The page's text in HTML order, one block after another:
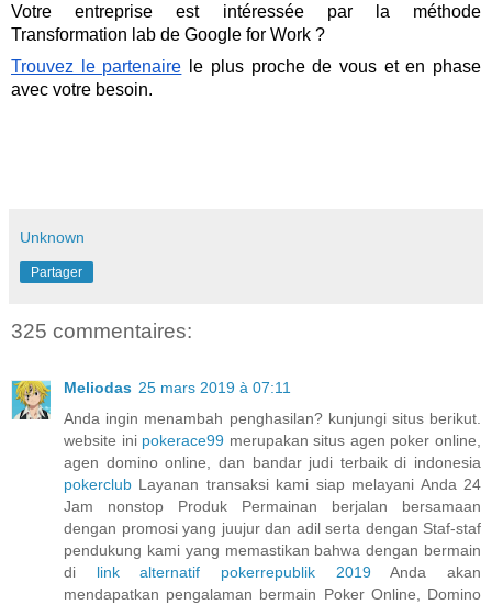
Votre entreprise est intéressée par la méthode
Transformation lab de Google for Work ?
Trouvez le partenaire
le plus proche de vous et en phase
avec votre besoin.
Unknown
Partager
325 commentaires:
Meliodas 25 mars 2019 à 07:11
Anda ingin menambah penghasilan? kunjungi situs berikut.
website ini pokerace99 merupakan situs agen poker online,
agen domino online, dan bandar judi terbaik di indonesia
pokerclub Layanan transaksi kami siap melayani Anda 24
Jam nonstop Produk Permainan berjalan bersamaan
dengan promosi yang juujur dan adil serta dengan Staf-staf
pendukung kami yang memastikan bahwa dengan bermain
di link alternatif pokerrepublik 2019Anda akan
mendapatkan pengalaman bermain Poker Online, Domino